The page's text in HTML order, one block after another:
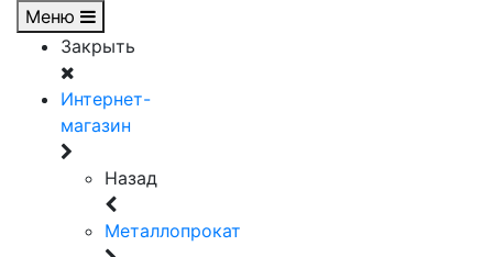
Меню
Закрыть
Интернет-
магазин
Назад
Металлопрокат